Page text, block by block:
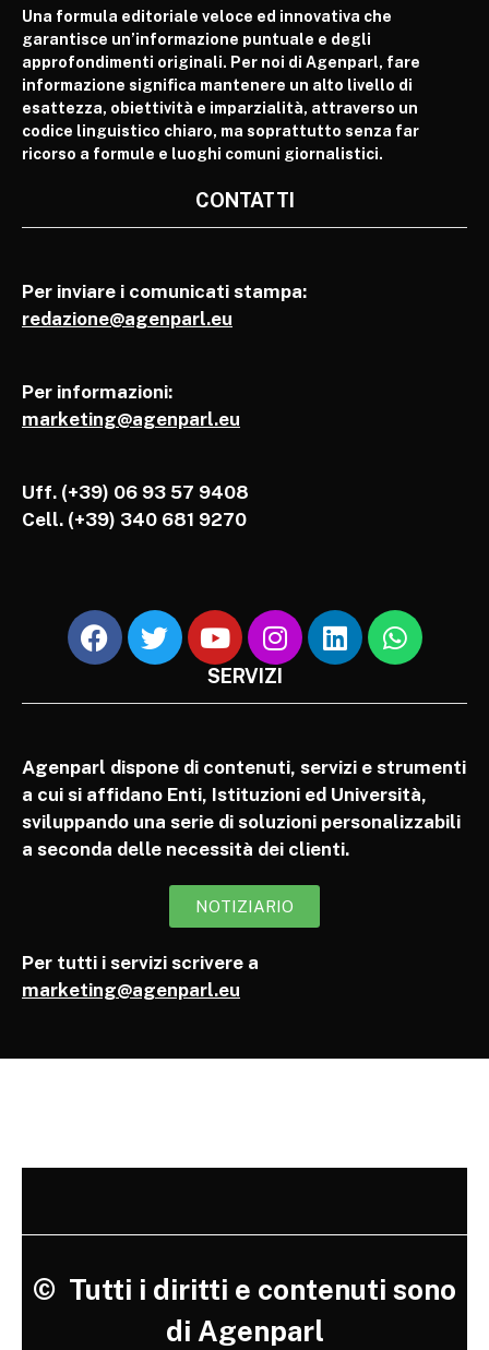
Una formula editoriale veloce ed innovativa che
garantisce un’informazione puntuale e degli
approfondimenti originali. Per noi di Agenparl, fare
informazione significa mantenere un alto livello di
esattezza, obiettività e imparzialità, attraverso un
codice linguistico chiaro, ma soprattutto senza far
ricorso a formule e luoghi comuni giornalistici.
CONTATTI
Per inviare i comunicati stampa:
redazione@agenparl.eu
Per informazioni:
marketing@agenparl.eu
Uff. (+39) 06 93 57 9408
Cell. (+39) 340 681 9270
SERVIZI
Agenparl dispone di contenuti, servizi e strumenti
a cui si affidano Enti, Istituzioni ed Università,
sviluppando una serie di soluzioni personalizzabili
a seconda delle necessità dei clienti.
NOTIZIARIO
Per tutti i servizi scrivere a
marketing@agenparl.eu
© Tutti i diritti e contenuti sono
di Agenparl